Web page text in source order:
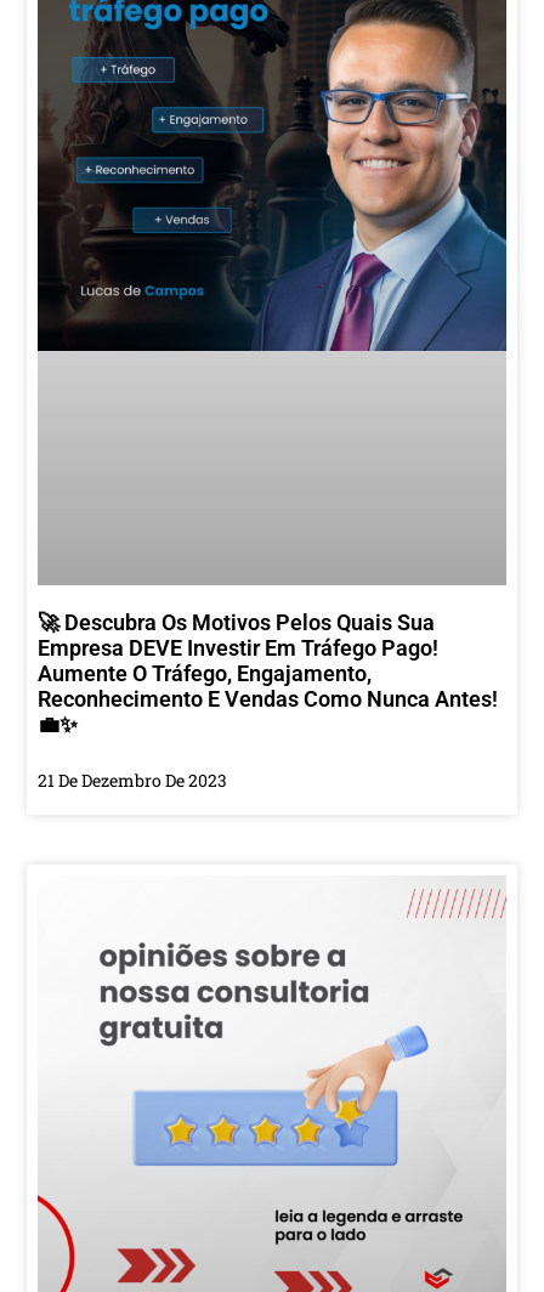
🚀 Descubra Os Motivos Pelos Quais Sua
Empresa DEVE Investir Em Tráfego Pago!
Aumente O Tráfego, Engajamento,
Reconhecimento E Vendas Como Nunca Antes!
💼✨
21 De Dezembro De 2023